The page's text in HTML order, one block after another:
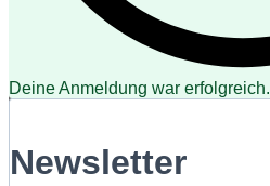
Deine Anmeldung war erfolgreich.
Newsletter